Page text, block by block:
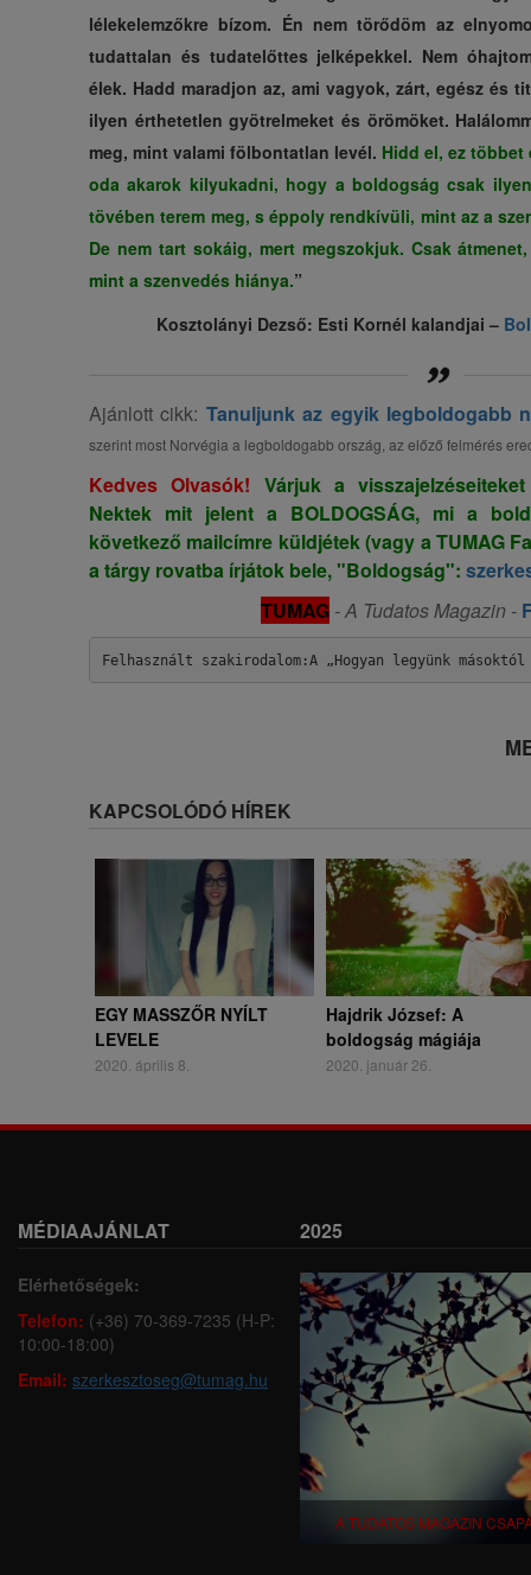
lélekelemzőkre bízom. Én nem törődöm az
tudattalan és tudatelőttes jelképekkel. Nem
élek. Hadd maradjon az, ami vagyok, zárt, egész és
ilyen érthetetlen gyötrelmeket és örömöket.
meg, mint valami fölbontatlan levél. Hidd el, ez
oda akarok kilyukadni, hogy a boldogság csak
tövében terem meg, s éppoly rendkívüli, mint az a
De nem tart sokáig, mert megszokjuk. Csak
mint a szenvedés hiánya.”
Kosztolányi Dezső: Esti Kornél kalandjai –
Ajánlott cikk: Tanuljunk az egyik legboldogabb
szerint most Norvégia a legboldogabb ország, az előző felmérés
Kedves Olvasók! Várjuk a
Nektek mit jelent a BOLDOGSÁG, mi a
következő mailcímre küldjétek (vagy a TUMAG
a tárgy rovatba írjátok bele, "Boldogság":
TUMAG- A Tudatos Magazin -
Felhasznált szakirodalom:A „Hogyan legyünk
KAPCSOLÓDÓ HÍREK
EGY MASSZŐR NYÍLT
LEVELE
2020. április 8.
Hajdrik József: A
boldogság mágiája
2020. január 26.
MÉDIAAJÁNLAT
Elérhetőségek:
Telefon: (+36) 70-369-7235 (H-P:
10:00-18:00)
Email: szerkesztoseg@tumag.hu
2025
A TUDATOS MAGAZIN